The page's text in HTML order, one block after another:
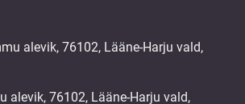
alevik, 76102, Lääne-Harju vald,